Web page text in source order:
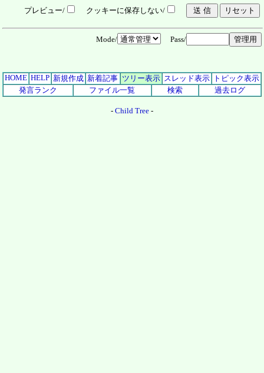
プレビュー/
クッキーに保存しない/
Mode/ Pass/
HOME HELP 新規作成 新着記事 ツリー表示 スレッド表示
トピック表示
発言ランク
ファイル一覧 検索 過去ログ
- Child Tree -